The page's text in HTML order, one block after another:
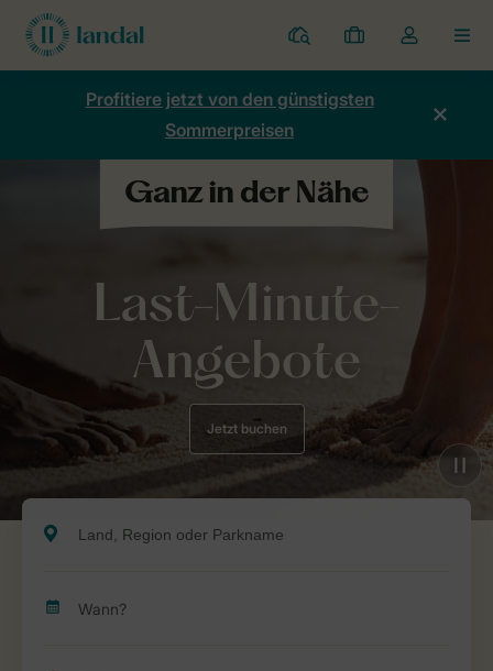
Ferienparks
Meine
Buchungen
Dropdown-
Menü
Kontos
Profitiere jetzt von den günstigsten
Sommerpreisen
Last-Minute-
Angebote
Jetzt buchen